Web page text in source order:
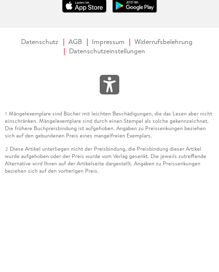
Datenschutz AGB Impressum
Widerrufsbelehrung
Datenschutzeinstellungen
1 Mängelexemplare sind Bücher mit leichten Beschädigungen, die das Lesen aber nicht
einschränken. Mängelexemplare sind durch einen Stempel als solche gekennzeichnet.
Die frühere Buchpreisbindung ist aufgehoben. Angaben zu Preissenkungen beziehen
sich auf den gebundenen Preis eines mangelfreien Exemplars.
2 Diese Artikel unterliegen nicht der Preisbindung, die Preisbindung dieser Artikel
wurde aufgehoben oder der Preis wurde vom Verlag gesenkt. Die jeweils zutreffende
Alternative wird Ihnen auf der Artikelseite dargestellt. Angaben zu Preissenkungen
beziehen sich auf den vorherigen Preis.